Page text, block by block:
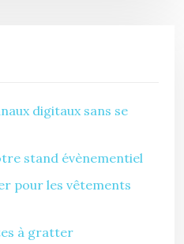
digitaux sans se
stand évènementiel
pour les vêtements
à gratter